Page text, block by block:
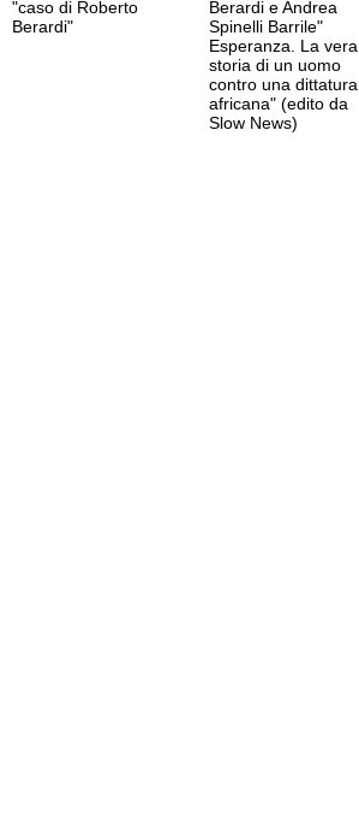
"caso di Roberto
Berardi"
Berardi e Andrea
Spinelli Barrile"
Esperanza. La vera
storia di un uomo
contro una dittatura
africana" (edito da
Slow News)